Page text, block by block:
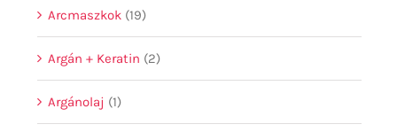
Arcmaszkok (19)
Argán + Keratin (2)
Argánolaj (1)